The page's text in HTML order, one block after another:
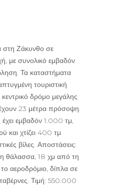
στη Ζάκυνθο σε
με συνολικό εμβαδόν
Τα καταστήματα
τουριστική
δρόμο μεγάλης
23 μέτρα πρόσοψη.
εμβαδόν 1.000 τμ,
και χτίζει 400 τμ
βίλες. Αποστάσεις:
θάλασσα, 18 χμ από τη
αεροδρόμιο, δίπλα σε
Τιμή: 550.000